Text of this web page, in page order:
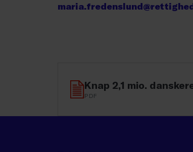
Knap 2,1 mio.
PDF